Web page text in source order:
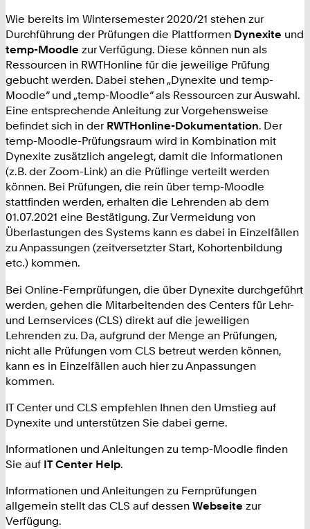
Wie bereits im Wintersemester 2020/21 stehen zur
Durchführung der Prüfungen die Plattformen Dynexite und
temp-Moodle zur Verfügung. Diese können nun als
Ressourcen in RWTHonline für die jeweilige Prüfung
gebucht werden. Dabei stehen „Dynexite und temp-
Moodle“ und „temp-Moodle“ als Ressourcen zur Auswahl.
Eine entsprechende Anleitung zur Vorgehensweise
befindet sich in der RWTHonline-Dokumentation. Der
temp-Moodle-Prüfungsraum wird in Kombination mit
Dynexite zusätzlich angelegt, damit die Informationen
(z.B. der Zoom-Link) an die Prüflinge verteilt werden
können. Bei Prüfungen, die rein über temp-Moodle
stattfinden werden, erhalten die Lehrenden ab dem
01.07.2021 eine Bestätigung. Zur Vermeidung von
Überlastungen des Systems kann es dabei in Einzelfällen
zu Anpassungen (zeitversetzter Start, Kohortenbildung
etc.) kommen.
Bei Online-Fernprüfungen, die über Dynexite durchgeführt
werden, gehen die Mitarbeitenden des Centers für Lehr-
und Lernservices (CLS) direkt auf die jeweiligen
Lehrenden zu. Da, aufgrund der Menge an Prüfungen,
nicht alle Prüfungen vom CLS betreut werden können,
kann es in Einzelfällen auch hier zu Anpassungen
kommen.
IT Center und CLS empfehlen Ihnen den Umstieg auf
Dynexite und unterstützen Sie dabei gerne.
Informationen und Anleitungen zu temp-Moodle finden
Sie auf IT Center Help.
Informationen und Anleitungen zu Fernprüfungen
allgemein stellt das CLS auf dessen Webseite zur
Verfügung.